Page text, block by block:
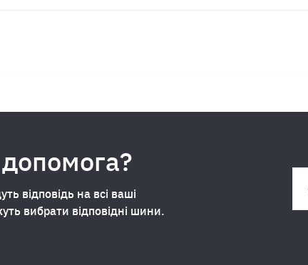
відповідь на всі ваші
вибрати відповідні шини.